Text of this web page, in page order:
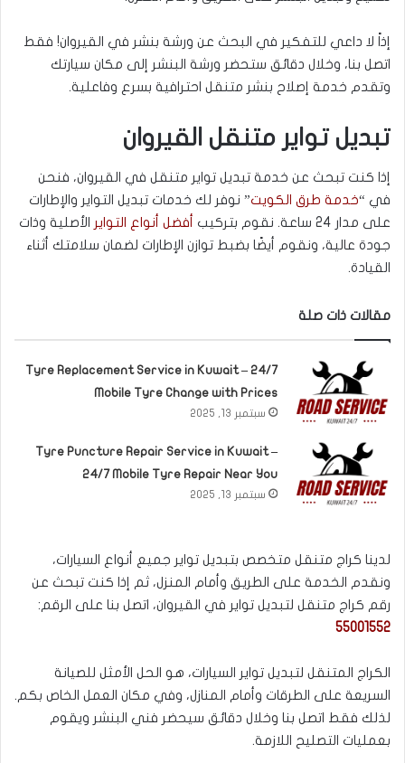
إذاً لا داعي للتفكير في البحث عن ورشة بنشر في القيروان! فقط
اتصل بنا، وخلال دقائق ستحضر ورشة البنشر إلى مكان سيارتك
وتقدم خدمة إصلاح بنشر متنقل احترافية بسرع وفاعلية.
تبديل تواير متنقل القيروان
إذا كنت تبحث عن خدمة تبديل تواير متنقل في القيروان، فنحن
في “خدمة طرق الكويت” نوفر لك خدمات تبديل التواير والإطارات
على مدار 24 ساعة. نقوم بتركيب
أفضل أنواع التواير الأصلية وذات
جودة عالية، ونقوم أيضًا بضبط توازن الإطارات لضمان سلامتك أثناء
القيادة.
مقالات ذات صلة
Tyre Replacement Service in Kuwait – 24/7
Mobile Tyre Change with Prices
سبتمبر 13, 2025
Tyre Puncture Repair Service in Kuwait –
24/7 Mobile Tyre Repair Near You
سبتمبر 13, 2025
لدينا كراج متنقل متخصص بتبديل تواير جميع أنواع السيارات،
ونقدم الخدمة على الطريق وأمام المنزل، ثم إذا كنت تبحث عن
رقم كراج متنقل لتبديل تواير في القيروان، اتصل بنا على الرقم:
55001552
الكراج المتنقل لتبديل تواير السيارات، هو الحل الأمثل للصيانة
السريعة على الطرقات وأمام المنازل، وفي مكان العمل الخاص بكم.
لذلك فقط اتصل بنا وخلال دقائق سيحضر فني البنشر ويقوم
بعمليات التصليح اللازمة.